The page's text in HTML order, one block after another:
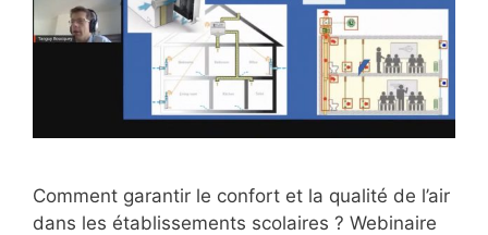
Comment garantir le confort et la qualité de l’air
dans les établissements scolaires ? Webinaire